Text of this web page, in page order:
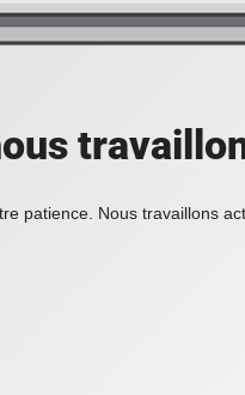
patience. Nous travaillons